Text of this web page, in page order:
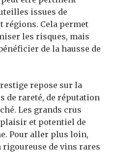
issues de
régions. Cela permet
les risques, mais
de la hausse de
repose sur la
de rareté, de réputation
Les grands crus
et potentiel de
Pour aller plus loin,
rigoureuse de vins rares